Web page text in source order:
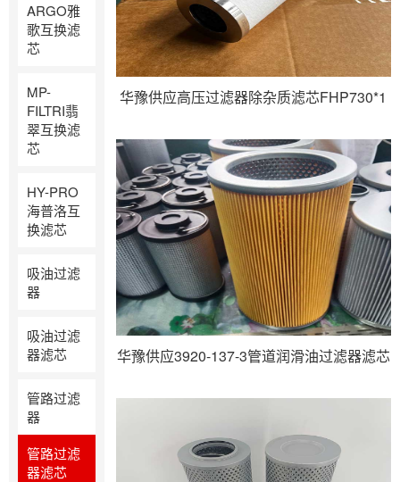
ARGO雅
歌互换滤
芯
MP-
FILTRI翡
翠互换滤
芯
HY-PRO
海普洛互
换滤芯
吸油过滤
器
吸油过滤
器滤芯
管路过滤
器
管路过滤
器滤芯
华豫供应高压过滤器除杂质滤芯FHP730*1
华豫供应3920-137-3管道润滑油过滤器滤芯